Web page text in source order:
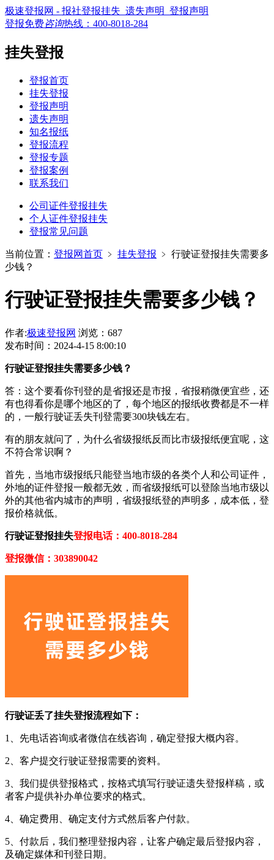
极速登报网 - 报社登报挂失_遗失声明_登报声明
登报免费咨询热线： 400-8018-284
挂失登报
登报首页
挂失登报
登报声明
遗失声明
知名报纸
登报流程
登报专题
登报案例
联系我们
公司证件登报挂失
个人证件登报挂失
登报常见问题
当前位置： 登报网首页 ﹥ 挂失登报 ﹥ 行驶证登报挂失需要多
少钱？
行驶证登报挂失需要多少钱？
作者:极速登报网 浏览：687
发布时间：2024-4-15 8:00:10
行驶证登报挂失需要多少钱？
答：这个要看你刊登的是省报还是市报，省报稍微便宜些，还
有也得看你是哪个地区的了，每个地区的报纸收费都是不一样
的，一般行驶证丢失刊登需要300块钱左右。
有的朋友就问了，为什么省级报纸反而比市级报纸便宜呢，这
不符合常识啊？
首先，当地市级报纸只能登当地市级的各类个人和公司证件，
外地的证件登报一般都无效，而省级报纸可以登除当地市级以
外的其他省内城市的声明，省级报纸登的声明多，成本低，登
报价格就低。
行驶证登报挂失登报电话：400-8018-284
登报微信：303890042
行驶证丢了挂失登报流程如下：
1、先电话咨询或者微信在线咨询，确定登报大概内容。
2、客户提交行驶证登报需要的资料。
3、我们提供登报格式，按格式填写行驶证遗失登报样稿，或
者客户提供补办单位要求的格式。
4、确定费用、确定支付方式然后客户付款。
5、付款后，我们整理登报内容，让客户确定最后登报内容，
及确定媒体和刊登日期。